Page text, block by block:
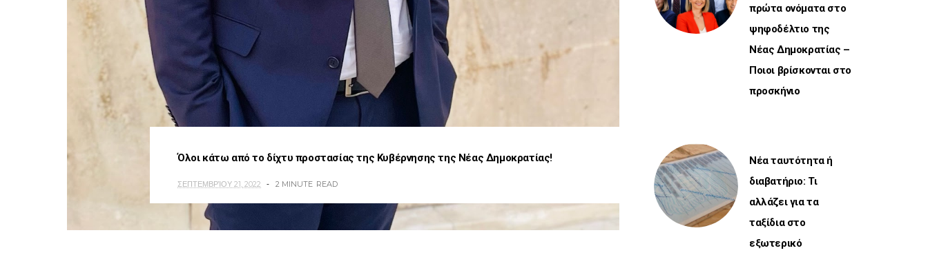
Όλοι κάτω από το δίχτυ προστασίας της Κυβέρνησης της Νέας Δημοκρατίας!
ΣΕΠΤΕΜΒΡΊΟΥ 21, 2022 2 MINUTE READ
πρώτα ονόματα στο
ψηφοδέλτιο της
Νέας Δημοκρατίας –
Ποιοι βρίσκονται στο
προσκήνιο
Νέα ταυτότητα ή
διαβατήριο: Τι
αλλάζει για τα
ταξίδια στο
εξωτερικό